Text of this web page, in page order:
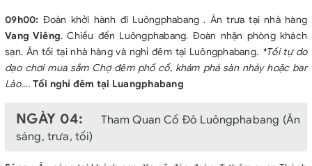
09h00: Đoàn khởi hành đi Luôngphabang . Ăn trưa tại nhà hàng
Vang Viêng. Chiều đến Luôngphabang. Đoàn nhận phòng khách
sạn. Ăn tối tại nhà hàng và nghỉ đêm tại Luôngphabang. *Tối tự do
dạo chơi mua sắm Chợ đêm phố cổ, khám phá sàn nhảy hoặc bar
Lào…. Tối nghỉ đêm tại Luangphabang
NGÀY 04:
Tham Quan Cố Đô Luôngphabang (Ăn
sáng, trưa, tối)